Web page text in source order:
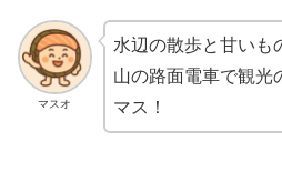
マスオ
水辺の散歩と甘いも
山の路面電車で観光
マス！